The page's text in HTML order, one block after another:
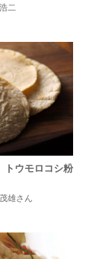
二
トウモロコシ粉
雄さん